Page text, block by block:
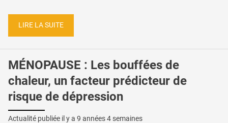
LIRE LA SUITE
MÉNOPAUSE : Les bouffées de
chaleur, un facteur prédicteur de
risque de dépression
Actualité publiée il y a 9 années 4 semaines